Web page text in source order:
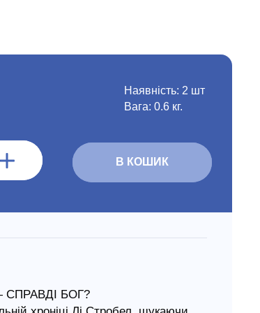
Наявність: 2 шт
Вага: 0.6 кг.
В КОШИК
БОГ?